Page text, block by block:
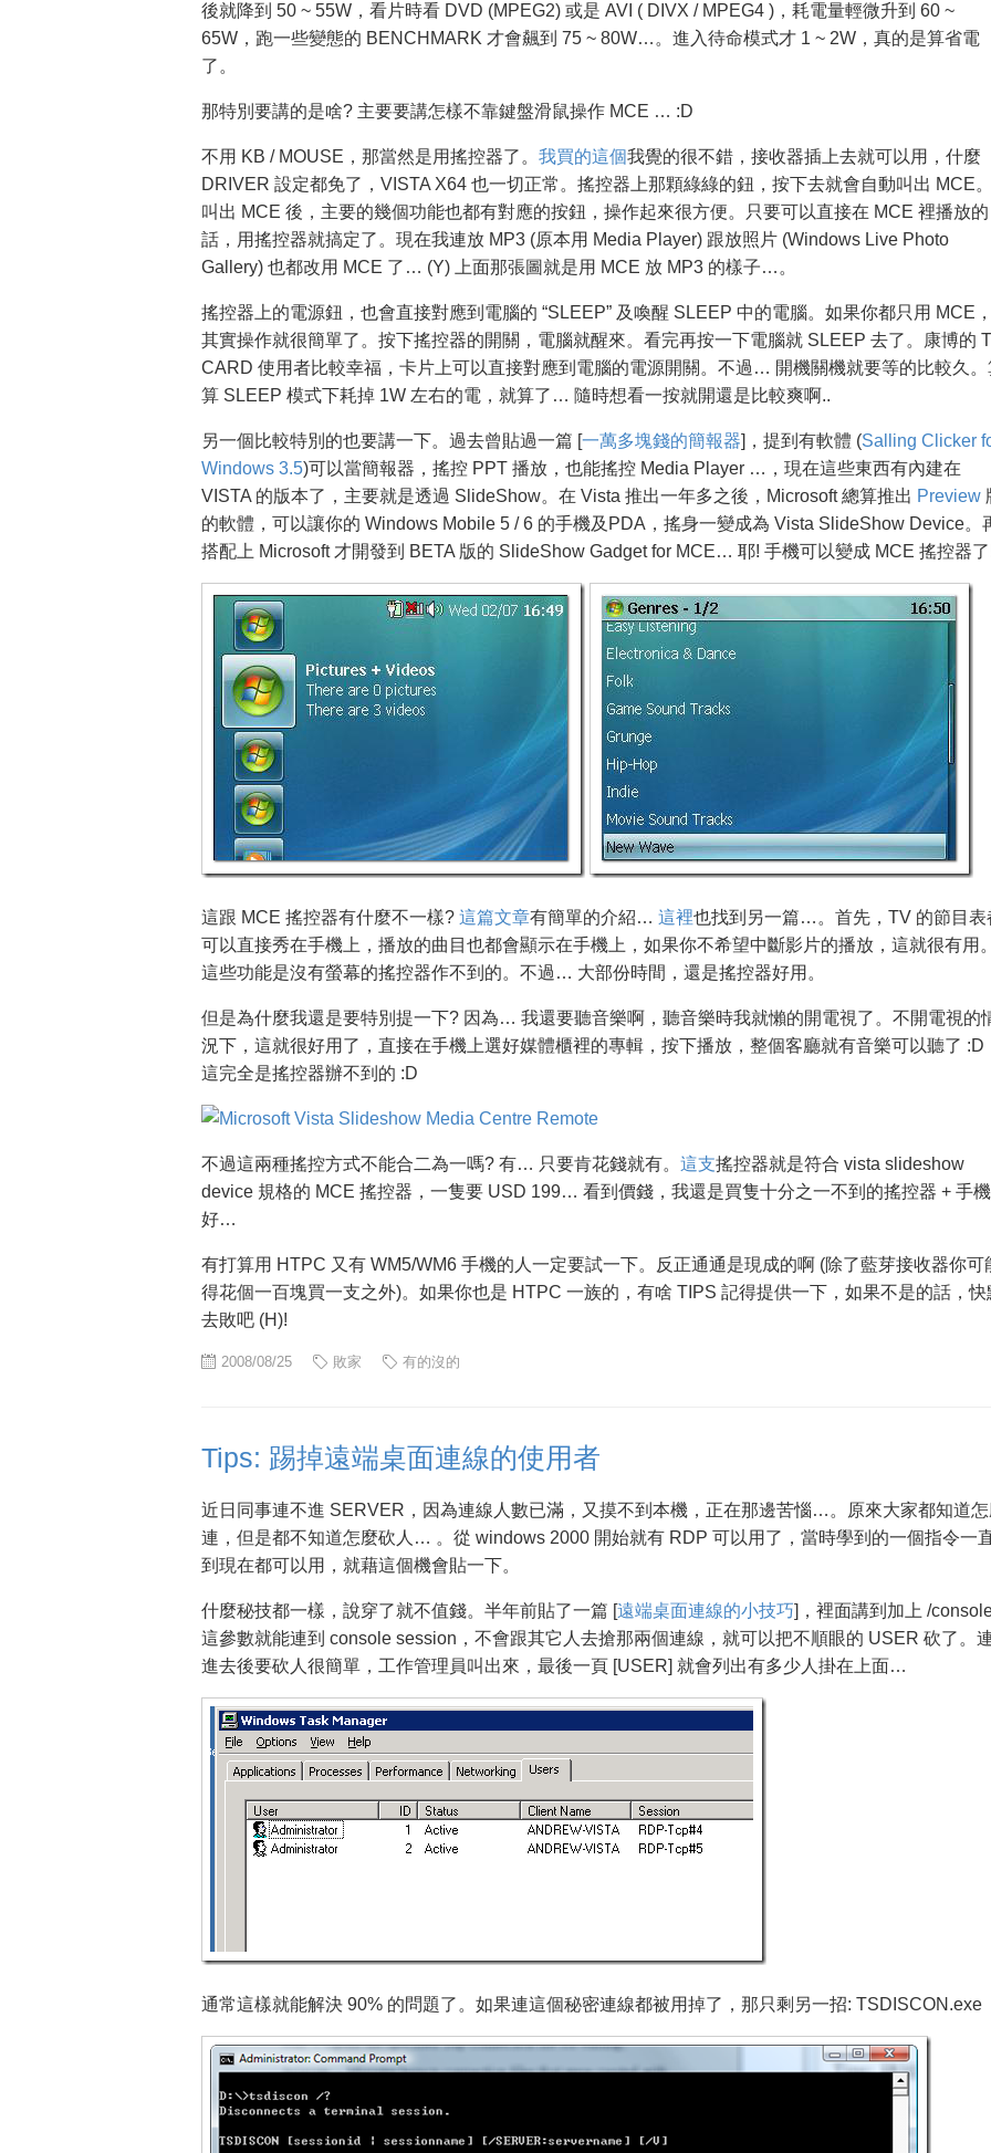
後就降到 50 ~ 55W，看片時看 DVD (MPEG2) 或是 AVI ( DIVX / MPEG4 )，耗電量輕微升到 60 ~
65W，跑一些變態的 BENCHMARK 才會飆到 75 ~ 80W…。進入待命模式才 1 ~ 2W，真的是算省電
了。
那特別要講的是啥? 主要要講怎樣不靠鍵盤滑鼠操作 MCE … :D
不用 KB / MOUSE，那當然是用搖控器了。 我買的這個我覺的很不錯，接收器插上去就可以用，什麼
DRIVER 設定都免了，VISTA X64 也一切正常。搖控器上那顆綠綠的鈕，按下去就會自動叫出 MCE。
叫出 MCE 後，主要的幾個功能也都有對應的按鈕，操作起來很方便。只要可以直接在 MCE 裡播放的
話，用搖控器就搞定了。現在我連放 MP3 (原本用 Media Player) 跟放照片 (Windows Live Photo
Gallery) 也都改用 MCE 了… (Y) 上面那張圖就是用 MCE 放 MP3 的樣子…。
搖控器上的電源鈕，也會直接對應到電腦的 “SLEEP” 及喚醒 SLEEP 中的電腦。如果你都只用 MCE，
其實操作就很簡單了。按下搖控器的開關，電腦就醒來。看完再按一下電腦就 SLEEP 去了。康博的
CARD 使用者比較幸福，卡片上可以直接對應到電腦的電源開關。不過… 開機關機就要等的比較久。
算 SLEEP 模式下耗掉 1W 左右的電，就算了… 隨時想看一按就開還是比較爽啊..
另一個比較特別的也要講一下。過去曾貼過一篇 [一萬多塊錢的簡報器]，提到有軟體 (Salling Clicker
Windows 3.5)可以當簡報器，搖控 PPT 播放，也能搖控 Media Player …，現在這些東西有內建在
VISTA 的版本了，主要就是透過 SlideShow。在 Vista 推出一年多之後，Microsoft 總算推出 Preview
的軟體，可以讓你的 Windows Mobile 5 / 6 的手機及PDA，搖身一變成為 Vista SlideShow Device。
搭配上 Microsoft 才開發到 BETA 版的 SlideShow Gadget for MCE… 耶! 手機可以變成 MCE 搖控器
這跟 MCE 搖控器有什麼不一樣? 這篇文章有簡單的介紹… 這裡也找到另一篇…。首先，TV 的節目表
可以直接秀在手機上，播放的曲目也都會顯示在手機上，如果你不希望中斷影片的播放，這就很有用。
這些功能是沒有螢幕的搖控器作不到的。不過… 大部份時間，還是搖控器好用。
但是為什麼我還是要特別提一下? 因為… 我還要聽音樂啊，聽音樂時我就懶的開電視了。不開電視的
況下，這就很好用了，直接在手機上選好媒體櫃裡的專輯，按下播放，整個客廳就有音樂可以聽了 :D
這完全是搖控器辦不到的 :D
不過這兩種搖控方式不能合二為一嗎? 有… 只要肯花錢就有。 這支搖控器就是符合 vista slideshow
device 規格的 MCE 搖控器，一隻要 USD 199… 看到價錢，我還是買隻十分之一不到的搖控器 + 手
好…
有打算用 HTPC 又有 WM5/WM6 手機的人一定要試一下。反正通通是現成的啊 (除了藍芽接收器你可
得花個一百塊買一支之外)。如果你也是 HTPC 一族的，有啥 TIPS 記得提供一下，如果不是的話，快
去敗吧 (H)!
2008/08/25 敗家 有的沒的
Tips: 踢掉遠端桌面連線的使用者
近日同事連不進 SERVER，因為連線人數已滿，又摸不到本機，正在那邊苦惱…。原來大家都知道怎
連，但是都不知道怎麼砍人… 。從 windows 2000 開始就有 RDP 可以用了，當時學到的一個指令一
到現在都可以用，就藉這個機會貼一下。
什麼秘技都一樣，說穿了就不值錢。半年前貼了一篇 [遠端桌面連線的小技巧]，裡面講到加上 /
這參數就能連到 console session，不會跟其它人去搶那兩個連線，就可以把不順眼的 USER 砍了。
進去後要砍人很簡單，工作管理員叫出來，最後一頁 [USER] 就會列出有多少人掛在上面…
通常這樣就能解決 90% 的問題了。如果連這個秘密連線都被用掉了，那只剩另一招: TSDISCON.exe